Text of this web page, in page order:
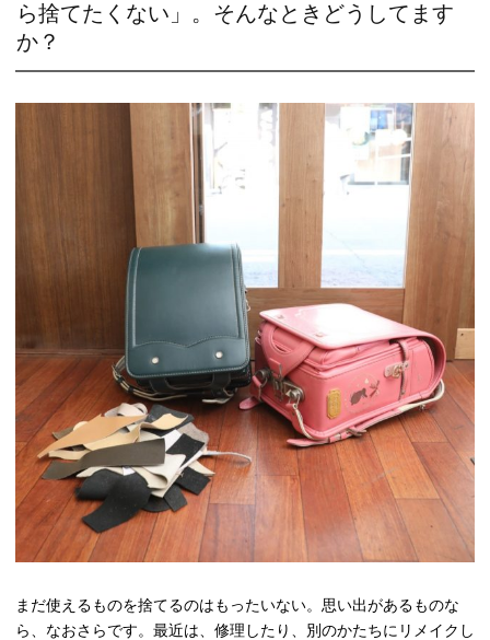
ら捨てたくない」。そんなときどうしてます
か？
まだ使えるものを捨てるのはもったいない。思い出があるものな
ら、なおさらです。最近は、修理したり、別のかたちにリメイクし
散策モデルコース一覧
高槻市観光協会について
たかつきナビゲーター
アクセス